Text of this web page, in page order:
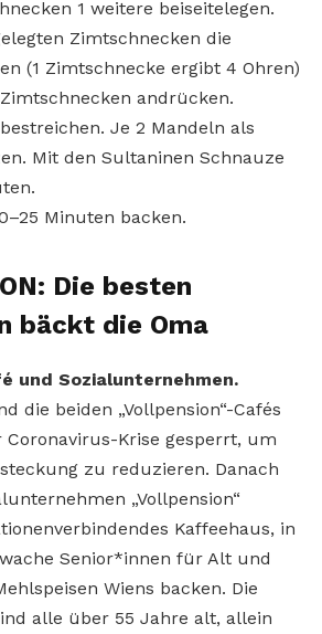
1 weitere beiseitelegen.
Zimtschnecken die
(1 Zimtschnecke ergibt 4 Ohren)
andrücken.
Je 2 Mandeln als
Mit den Sultaninen Schnauze
Minuten backen.
Die besten
bäckt die Oma
und Sozialunternehmen.
die beiden „Vollpension“-Cafés
Coronavirus-Krise gesperrt, um
zu reduzieren. Danach
„Vollpension“
Kaffeehaus, in
Senior*innen für Alt und
Wiens backen. Die
alle über 55 Jahre alt, allein